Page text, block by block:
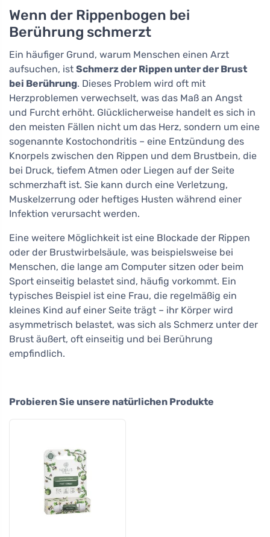
Wenn der Rippenbogen bei
Berührung schmerzt
Ein häufiger Grund, warum Menschen einen Arzt
aufsuchen, ist Schmerz der Rippen unter der Brust
bei Berührung. Dieses Problem wird oft mit
Herzproblemen verwechselt, was das Maß an Angst
und Furcht erhöht. Glücklicherweise handelt es sich in
den meisten Fällen nicht um das Herz, sondern um eine
sogenannte Kostochondritis – eine Entzündung des
Knorpels zwischen den Rippen und dem Brustbein, die
bei Druck, tiefem Atmen oder Liegen auf der Seite
schmerzhaft ist. Sie kann durch eine Verletzung,
Muskelzerrung oder heftiges Husten während einer
Infektion verursacht werden.
Eine weitere Möglichkeit ist eine Blockade der Rippen
oder der Brustwirbelsäule, was beispielsweise bei
Menschen, die lange am Computer sitzen oder beim
Sport einseitig belastet sind, häufig vorkommt. Ein
typisches Beispiel ist eine Frau, die regelmäßig ein
kleines Kind auf einer Seite trägt – ihr Körper wird
asymmetrisch belastet, was sich als Schmerz unter der
Brust äußert, oft einseitig und bei Berührung
empfindlich.
Probieren Sie unsere natürlichen Produkte